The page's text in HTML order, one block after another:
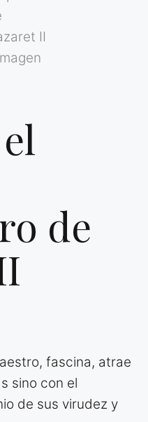
de
fascina, atrae
sino con el
de sus virudez y